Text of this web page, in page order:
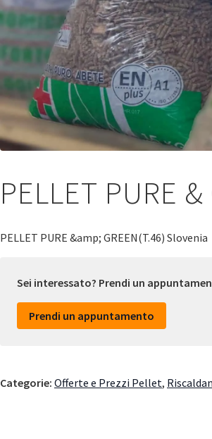
PELLET PURE &
PELLET PURE &amp; GREEN(T.46) Slovenia
Sei interessato? Prendi un
Prendi un appuntamento
Categorie: Offerte e Prezzi Pellet,